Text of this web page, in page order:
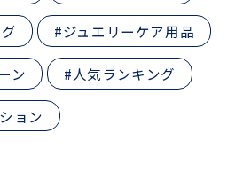
#ジュエリーケア用品
ン #人気ランキング
ョン